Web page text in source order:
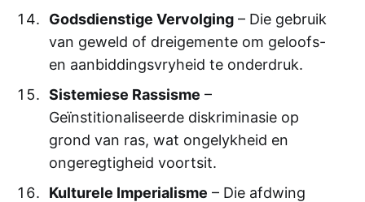
Godsdienstige Vervolging– Die gebruik
van geweld of dreigemente om geloofs-
en aanbiddingsvryheid te onderdruk.
Sistemiese Rassisme –
Geïnstitionaliseerde diskriminasie op
grond van ras, wat ongelykheid en
ongeregtigheid voortsit.
Kulturele Imperialisme – Die afdwing